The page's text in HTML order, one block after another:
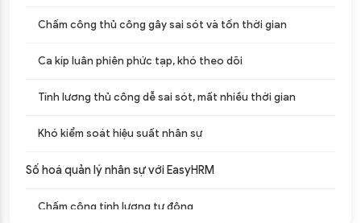
Chấm công thủ công gây sai sót và tốn thời gian
Ca kíp luân phiên phức tạp, khó theo dõi
Tính lương thủ công dễ sai sót, mất nhiều thời gian
Khó kiểm soát hiệu suất nhân sự
Số hoá quản lý nhân sự với EasyHRM
Chấm công tính lương tự động